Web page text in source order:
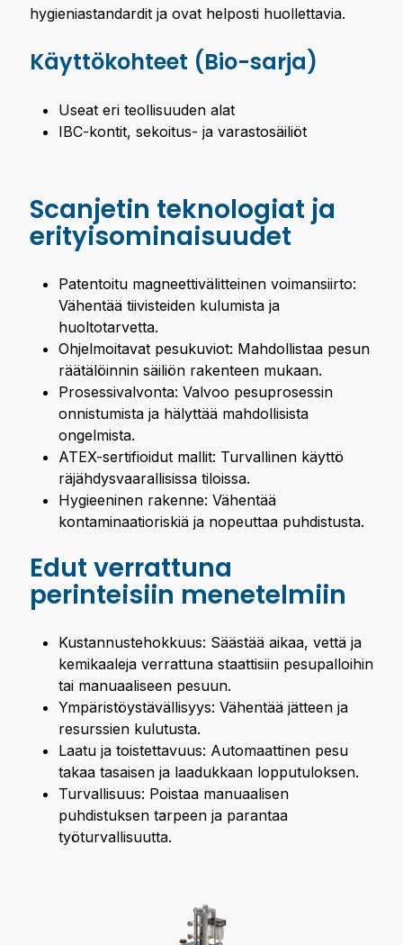
hygieniastandardit ja ovat helposti huollettavia.
Käyttökohteet (Bio-sarja)
Useat eri teollisuuden alat
IBC-kontit, sekoitus- ja varastosäiliöt
Scanjetin teknologiat ja
erityisominaisuudet
Patentoitu magneettivälitteinen voimansiirto:
Vähentää tiivisteiden kulumista ja
huoltotarvetta.
Ohjelmoitavat pesukuviot: Mahdollistaa pesun
räätälöinnin säiliön rakenteen mukaan.
Prosessivalvonta: Valvoo pesuprosessin
onnistumista ja hälyttää mahdollisista
ongelmista.
ATEX-sertifioidut mallit: Turvallinen käyttö
räjähdysvaarallisissa tiloissa.
Hygieeninen rakenne: Vähentää
kontaminaatioriskiä ja nopeuttaa puhdistusta.
Edut verrattuna
perinteisiin menetelmiin
Kustannustehokkuus: Säästää aikaa, vettä ja
kemikaaleja verrattuna staattisiin pesupalloihin
tai manuaaliseen pesuun.
Ympäristöystävällisyys: Vähentää jätteen ja
resurssien kulutusta.
Laatu ja toistettavuus: Automaattinen pesu
takaa tasaisen ja laadukkaan lopputuloksen.
Turvallisuus: Poistaa manuaalisen
puhdistuksen tarpeen ja parantaa
työturvallisuutta.